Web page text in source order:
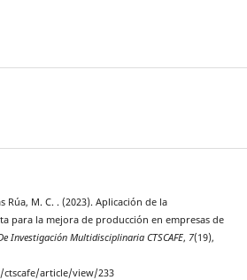
Rúa, M. C. . (2023). Aplicación de la
para la mejora de producción en empresas de
Investigación Multidisciplinaria CTSCAFE, 7(19),
article/view/233